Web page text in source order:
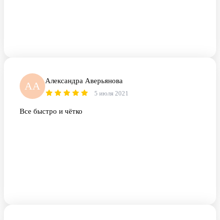
АА Александра Аверьянова
5 июля 2021
Все быстро и чётко